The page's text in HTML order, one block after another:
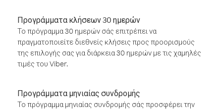
Προγράμματα κλήσεων 30 ημερών
Το πρόγραμμα 30 ημερών σάς επιτρέπει να
πραγματοποιείτε διεθνείς κλήσεις προς προορισμούς
της επιλογής σας για διάρκεια 30 ημερών με τις χαμηλές
τιμές του Viber.
Προγράμματα μηνιαίας συνδρομής
Το πρόγραμμα μηνιαίας συνδρομής σάς προσφέρει την